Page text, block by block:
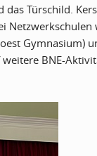
Türschild.
Gymnasium)
BNE-